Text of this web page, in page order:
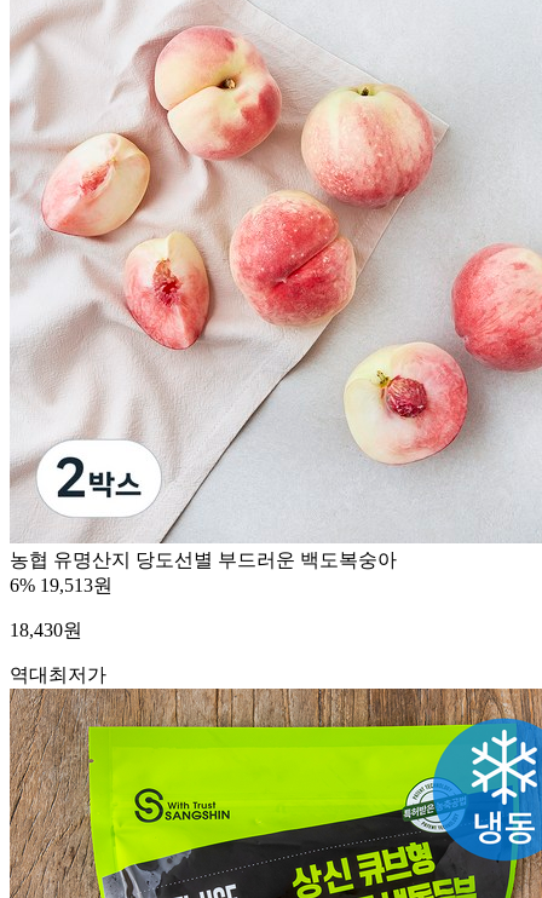
농협 유명산지 당도선별 부드러운 백도복숭아
6% 19,513원
18,430원
역대최저가